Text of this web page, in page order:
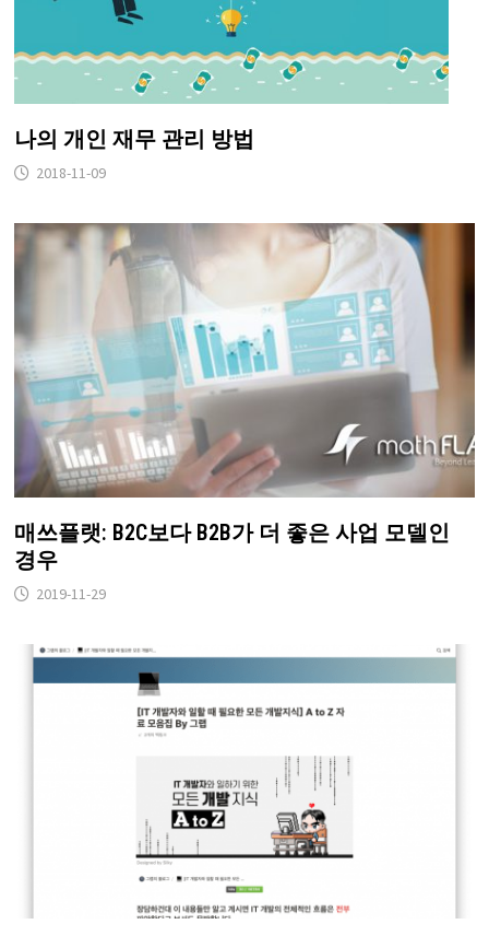
나의 개인 재무 관리 방법
2018-11-09
매쓰플랫: B2C보다 B2B가 더 좋은 사업 모델인
경우
2019-11-29